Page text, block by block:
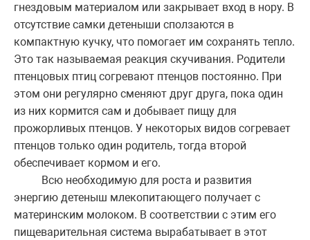
гнездовым материалом или закрывает вход в нору. В
отсутствие самки детеныши сползаются в
компактную кучку, что помогает им сохранять тепло.
Это так называемая реакция скучивания. Родители
птенцовых птиц согревают птенцов постоянно. При
этом они регулярно сменяют друг друга, пока один
из них кормится сам и добывает пищу для
прожорливых птенцов. У некоторых видов согревает
птенцов только один родитель, тогда второй
обеспечивает кормом и его.
Всю необходимую для роста и развития
энергию детеныш млекопитающего получает с
материнским молоком. В соответствии с этим его
пищеварительная система вырабатывает в этот